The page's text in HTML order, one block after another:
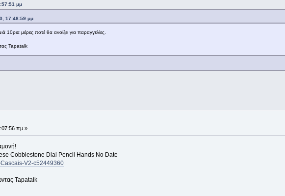
μμ
17:48:59 μμ
μέρες ποτέ θα ανοίξει για παραγγελίες.
Tapatalk
πμ »
Cobblestone Dial Pencil Hands No Date
V2-c52449360
Tapatalk